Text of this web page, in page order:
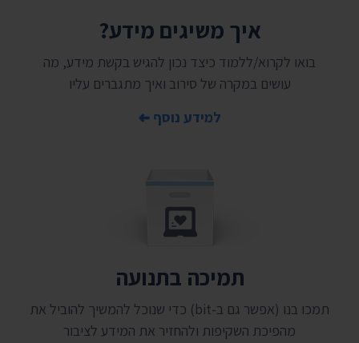
איך משיגים מידע?
בואו לקרוא/ללמוד כיצד נכון להגיש בקשת מידע, מה
עושים במקרה של סירוב ואיך מתגברים עליו
למידע נוסף
תמיכה בתנועה
תמכו בנו (אפשר גם ב-bit) כדי שנוכל להמשיך להוביל את
מהפיכת השקיפות ולהחזיר את המידע לציבור